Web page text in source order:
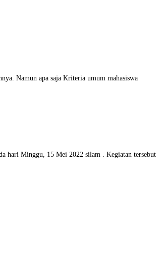
Namun apa saja Kriteria umum mahasiswa
hari Minggu, 15 Mei 2022 silam . Kegiatan tersebut